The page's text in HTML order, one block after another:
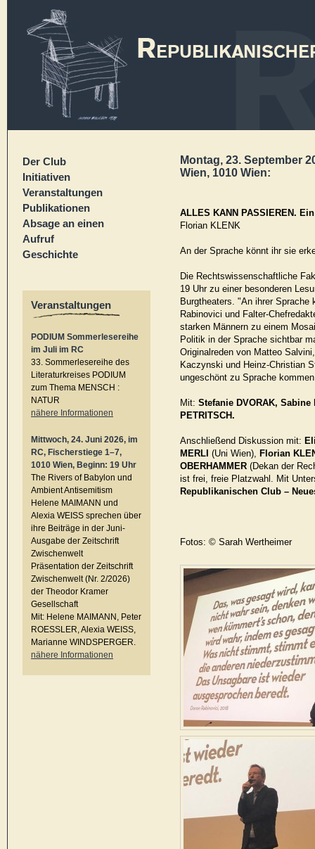
Der Club
Initiativen
Veranstaltungen
Publikationen
Absage an einen
Aufruf
Geschichte
Veranstaltungen
PODIUM Sommerlesereihe
im Juli im RC
33. Sommerlesereihe des
Literaturkreises PODIUM
zum Thema MENSCH :
NATUR
nähere Informationen
Mittwoch, 24. Juni 2026, im
RC, Fischerstiege 1–7,
1010 Wien, Beginn: 19 Uhr
The Rivers of Babylon und
Ambient Antisemitism
Helene MAIMANN und
Alexia WEISS sprechen über
ihre Beiträge in der Juni-
Ausgabe der Zeitschrift
Zwischenwelt
Präsentation der Zeitschrift
Zwischenwelt (Nr. 2/2026)
der Theodor Kramer
Gesellschaft
Mit: Helene MAIMANN, Peter
ROESSLER, Alexia WEISS,
Marianne WINDSPERGER.
nähere Informationen
Montag, 23. September
Wien, 1010 Wien:
ALLES KANN PASSIEREN.
Florian KLENK
An der Sprache könnt ihr sie
Die Rechtswissenschaftliche
19 Uhr zu einer besonderen
Burgtheaters. "An ihrer
Rabinovici und Falter-
starken Männern zu einem
Politik in der Sprache sichtbar
Originalreden von Matteo
Kaczynski und Heinz-Christian
ungeschönt zu Sprache
Mit: Stefanie DVORAK, Sabine
PETRITSCH.
Anschließend Diskussion mit:
MERLI (Uni Wien), Florian
OBERHAMMER (Dekan der
ist frei, freie Platzwahl. Mit
Republikanischen Club –
Fotos: © Sarah Wertheimer